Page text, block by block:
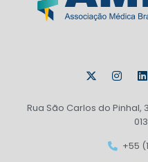
Rua São Carlos do Pinhal,
+55